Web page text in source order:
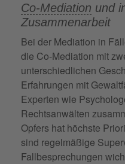
Co-Mediation und
Zusammenarbeit
Bei der Mediation in
die Co-Mediation mit
unterschiedlichen
Erfahrungen mit
Experten wie
Rechtsanwälten
Opfers hat höchste
sind regelmäßige
Fallbesprechungen